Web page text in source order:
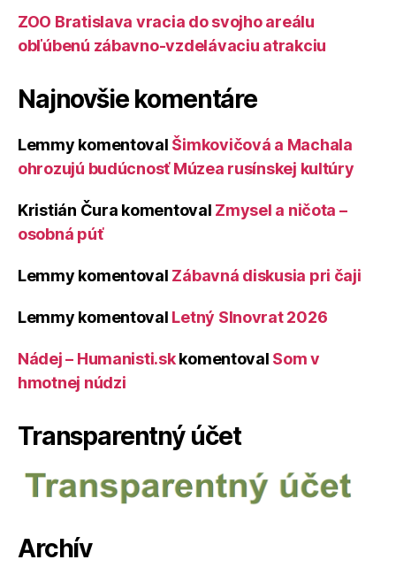
ZOO Bratislava vracia do svojho areálu
obľúbenú zábavno-vzdelávaciu atrakciu
Najnovšie komentáre
Lemmy komentoval Šimkovičová a Machala
ohrozujú budúcnosť Múzea rusínskej kultúry
Kristián Čura komentoval Zmysel a ničota –
osobná púť
Lemmy komentoval Zábavná diskusia pri čaji
Lemmy komentoval Letný Slnovrat 2026
Nádej – Humanisti.skkomentoval Som v
hmotnej núdzi
Transparentný účet
Archív